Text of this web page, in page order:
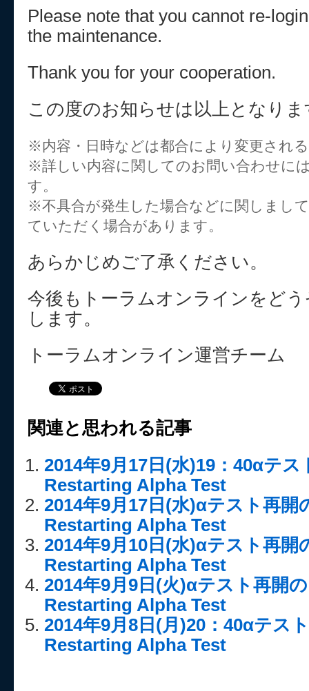
Please note that you cannot re-
the maintenance.
Thank you for your cooperation.
この度のお知らせは以上となりま
※内容・日時などは都合により変更され
※詳しい内容に関してのお問い合わせに
す。
※不具合が発生した場合などに関しまし
ていただく場合があります。
あらかじめご了承ください。
今後もトーラムオンラインをど
します。
トーラムオンライン運営チーム
関連と思われる記事
2014年9月17日(水)19：40αテ
Restarting Alpha Test
2014年9月17日(水)αテスト再開
Restarting Alpha Test
2014年9月10日(水)αテスト再開
Restarting Alpha Test
2014年9月9日(火)αテスト再開
Restarting Alpha Test
2014年9月8日(月)20：40αテス
Restarting Alpha Test